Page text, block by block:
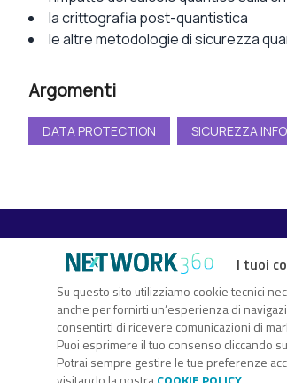
la crittografia post-quantistica
le altre metodologie di sicurezza
Argomenti
DATA PROTECTION SICUREZZA
TechFlix360 è il nuovo centro risorse di
sull’innovazione digitale che ti consente
attraverso white paper, webcast, eBook,
I tuoi
Su questo sito utilizziamo cookie tecnici
anche per fornirti un’esperienza di
consentirti di ricevere comunicazioni di
Puoi esprimere il tuo consenso cliccando
Potrai sempre gestire le tue preferenze